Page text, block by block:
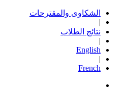
الشكاوى والمقترحات
|
نتائج الطلاب
|
English
|
French